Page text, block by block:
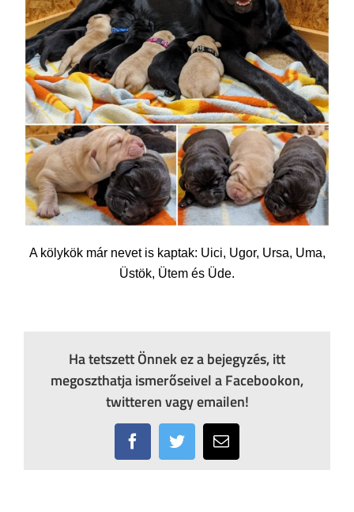
A kölykök már nevet is kaptak: Uici, Ugor, Ursa, Uma,
Üstök, Ütem és Üde.
Ha tetszett Önnek ez a bejegyzés, itt
megoszthatja ismerőseivel a Facebookon,
twitteren vagy emailen!
FacebookTwitterEmail: